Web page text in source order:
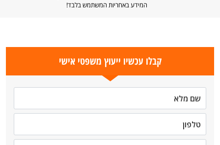
המידע באחריות המשתמש בלבד!
קבלו עכשיו ייעוץ משפטי אישי